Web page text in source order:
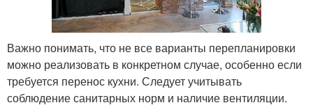
Важно понимать, что не все варианты перепланировки
можно реализовать в конкретном случае, особенно если
требуется перенос кухни. Следует учитывать
соблюдение санитарных норм и наличие вентиляции.